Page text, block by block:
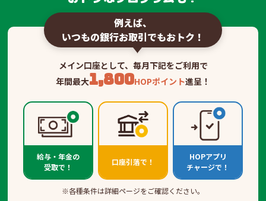
例えば、
いつもの銀行お取引でもおトク！
メイン口座として、毎月下記をご利用で
年間最大1,800HOPポイント進呈！
給与・年金の
受取で！
口座引落で！
HOPアプリ
チャージで！
※各種条件は詳細ページをご確認ください。